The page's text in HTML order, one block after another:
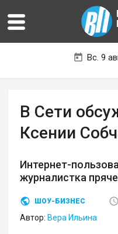
Вс. 9
В Сети
Ксении
Интернет-
журналистка
ШОУ-БИЗНЕС
Автор: Вера Ильина